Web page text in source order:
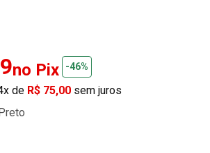
no Pix -46%
de R$ 75,00 sem juros
preto